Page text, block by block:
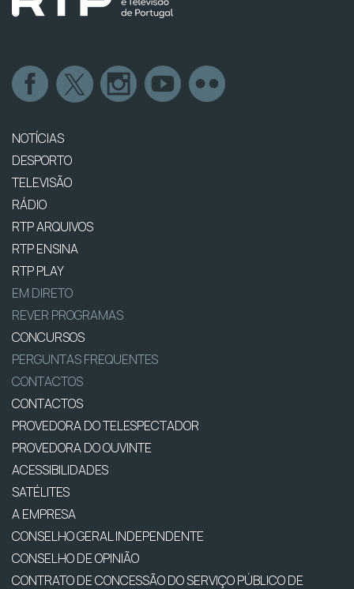
NOTÍCIAS
DESPORTO
TELEVISÃO
RÁDIO
RTP ARQUIVOS
RTP ENSINA
RTP PLAY
EM DIRETO
REVER PROGRAMAS
CONCURSOS
PERGUNTAS FREQUENTES
CONTACTOS
CONTACTOS
PROVEDORA DO TELESPECTADOR
PROVEDORA DO OUVINTE
ACESSIBILIDADES
SATÉLITES
A EMPRESA
CONSELHO GERAL INDEPENDENTE
CONSELHO DE OPINIÃO
CONTRATO DE CONCESSÃO DO SERVIÇO PÚBLICO DE